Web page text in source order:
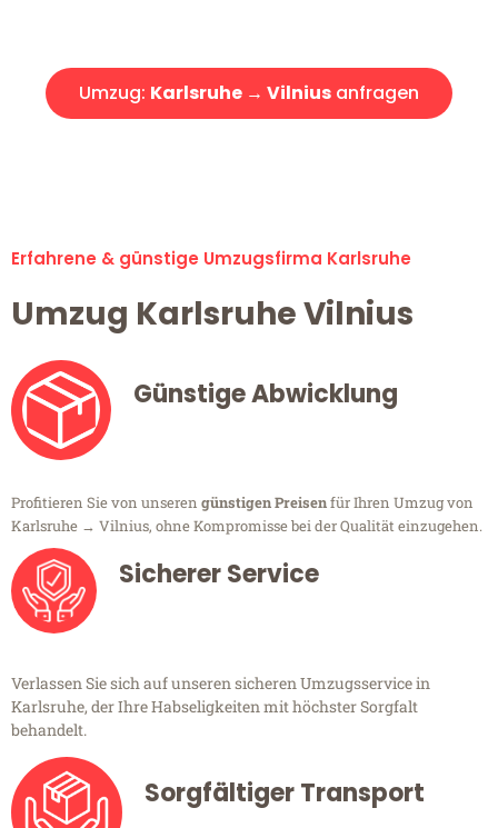
Umzug: Karlsruhe → Vilnius anfragen
Erfahrene & günstige Umzugsfirma Karlsruhe
Umzug Karlsruhe Vilnius
Günstige Abwicklung
Profitieren Sie von unseren günstigen Preisenfür Ihren Umzug von
Karlsruhe → Vilnius, ohne Kompromisse bei der Qualität einzugehen.
Sicherer Service
Verlassen Sie sich auf unseren sicheren Umzugsservice in
Karlsruhe, der Ihre Habseligkeiten mit höchster Sorgfalt
behandelt.
Sorgfältiger Transport